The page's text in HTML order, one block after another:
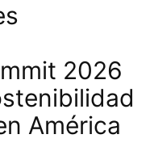
2026
América